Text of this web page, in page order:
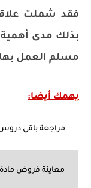
فقد شملت
بذلك مدى أهمية
مسلم العمل بها
يهمك أيضا:
مراجعة باقي دروس
معاينة فروض مادة